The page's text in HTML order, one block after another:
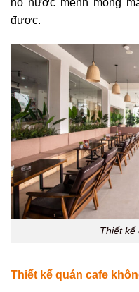
hồ nước mênh mông
được.
Thiết kế
Thiết kế quán cafe